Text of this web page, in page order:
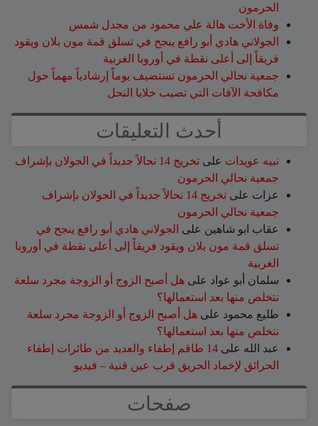
الحرمون
وفاة الأخت هالة علي محمود من مجدل شمس
الجولاني هادي أبو رافع ينجح في تسلق قمة مون بلان ويقود
فريقاً إلى أعلى نقطة في أوروبا الغربية
جمعية نحالي الحرمون تستضيف يوماً إرشادياً مهماً حول
مكافحة الآفات التي تصيب خلايا النحل
أحدث التعليقات
نبيه عويدات على
تخريج 14 نحالاً جديداً في الجولان بإشراف
جمعية نحالي الحرمون
عزات على
تخريج 14 نحالاً جديداً في الجولان بإشراف
جمعية نحالي الحرمون
عقاب ابو شاهين على الجولاني هادي أبو رافع ينجح في
تسلق قمة مون بلان ويقود فريقاً إلى أعلى نقطة في أوروبا
الغربية
سلمان أبو عواد على هل أصبح الزوج أو الزوجة مجرد سلعة
نتخلص منها بعد استعمالها؟
طليع محمود على هل أصبح الزوج أو الزوجة مجرد سلعة
نتخلص منها بعد استعمالها؟
عبد الله على
14 طاقم إطفاء والعديد من طائرات إطفاء
الحرائق لإخماد الحريق قرب عين قنية – فيديو
صفحات